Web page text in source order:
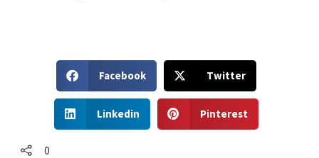
h
a
r
Facebook
h
a
Twitter
h
a
Linkedin
h
a
Pinterest
0